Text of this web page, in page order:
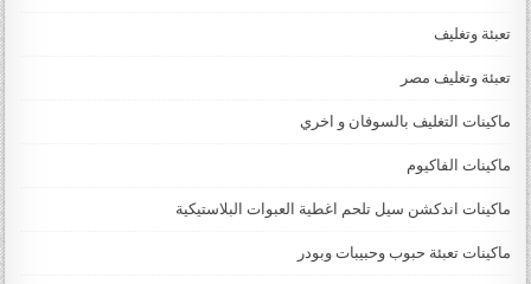
تعبئة وتغليف
تعبئة وتغليف مصر
ماكينات التغليف بالسوفان و اخري
ماكينات الفاكيوم
ماكينات اندكشن سيل تلحم اغطية العبوات البلاستيكية
ماكينات تعبئة حبوب وحبيبات وبودر